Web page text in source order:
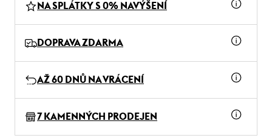
NA SPLÁTKY S 0% NAVÝŠENÍ
DOPRAVA ZDARMA
AŽ 60 DNŮ NA VRÁCENÍ
7 KAMENNÝCH PRODEJEN